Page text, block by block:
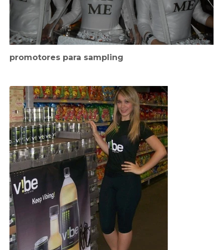
promotores para sampling